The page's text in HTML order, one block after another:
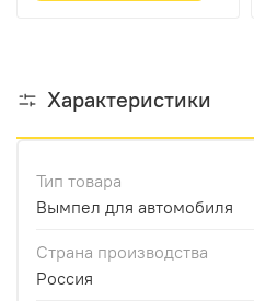
Характеристики
Тип товара
Вымпел для автомобиля
Страна производства
Россия